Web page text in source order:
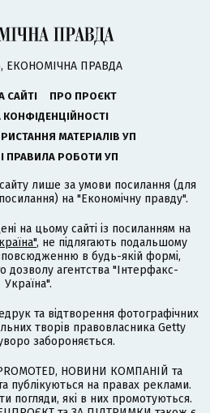
ЕКОНОМІЧНА ПРАВДА
САЙТІ
ПРО ПРОЄКТ
КОНФІДЕНЦІЙНОСТІ
МАТЕРІАЛІВ УП
ПРАВИЛА РОБОТИ УП
лише за умови посилання (для
на "Економічну правду".
на цьому сайті із посиланням на
, не підлягають подальшому
в будь-якій формі,
дозволу агентства "Інтерфакс-
Україна".
та відтворення фотографічних
творів правовласника Getty
забороняється.
НОВИНИ КОМПАНІЙ та
публікуються на правах реклами.
погляди, які в них промотуються.